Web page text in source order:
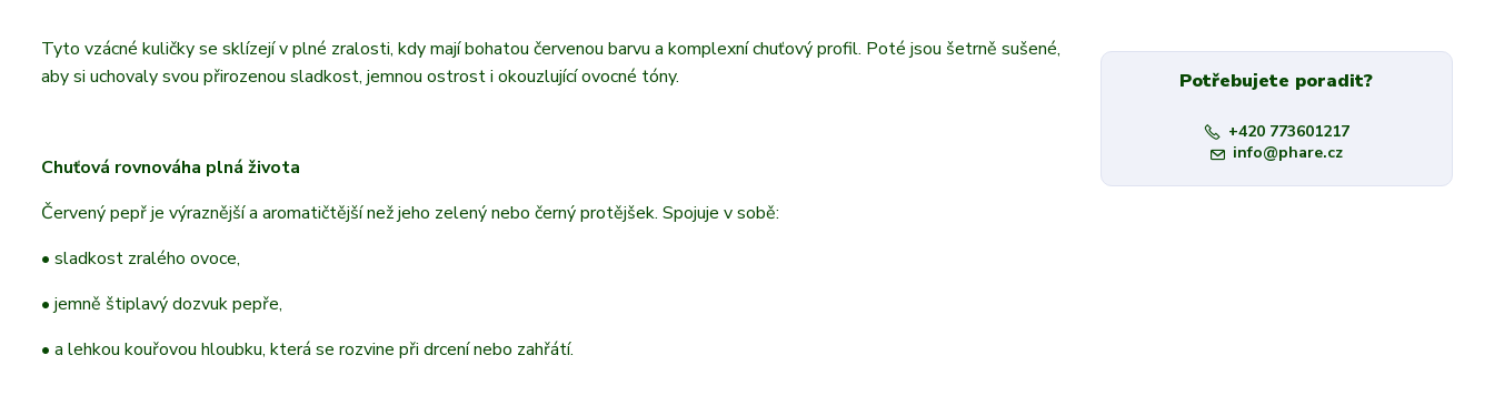
Tyto vzácné kuličky se sklízejí v plné zralosti, kdy mají bohatou červenou barvu a komplexní chuťový profil. Poté jsou šetrně sušené,
aby si uchovaly svou přirozenou sladkost, jemnou ostrost i okouzlující ovocné tóny.
Chuťová rovnováha plná života
Červený pepř je výraznější a aromatičtější než jeho zelený nebo černý protějšek. Spojuje v sobě:
• sladkost zralého ovoce,
• jemně štiplavý dozvuk pepře,
• a lehkou kouřovou hloubku, která se rozvine při drcení nebo zahřátí.
Potřebujete poradit?
+420 773601217
info@phare.cz